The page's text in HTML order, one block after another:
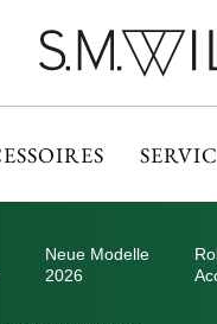
Neue Modelle
2026